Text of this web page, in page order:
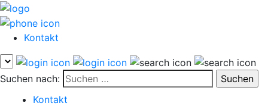
Kontakt
Suchen nach:
Kontakt